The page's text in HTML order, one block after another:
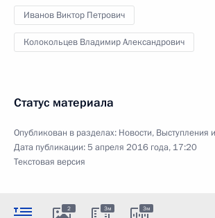
Иванов Виктор Петрович
Колокольцев Владимир Александрович
Статус материала
Опубликован в разделах: Новости, Выступления
Дата публикации:5 апреля 2016 года, 17:20
Текстовая версия
2 3м 3м